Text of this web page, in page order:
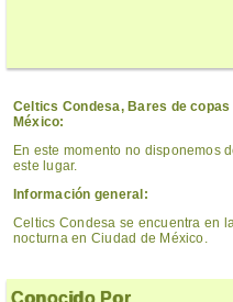
Celtics Condesa, Bares de
México:
En este momento no disponemos
este lugar.
Información general:
Celtics Condesa se encuentra en
nocturna en Ciudad de México.
Conocido Por